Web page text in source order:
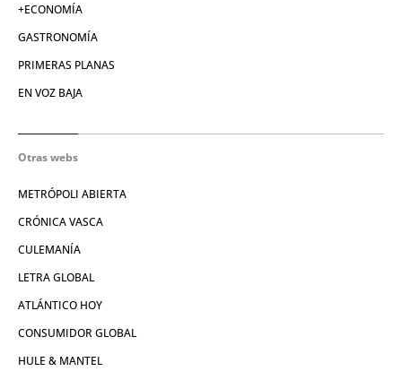
+ECONOMÍA
GASTRONOMÍA
PRIMERAS PLANAS
EN VOZ BAJA
Otras webs
METRÓPOLI ABIERTA
CRÓNICA VASCA
CULEMANÍA
LETRA GLOBAL
ATLÁNTICO HOY
CONSUMIDOR GLOBAL
HULE & MANTEL